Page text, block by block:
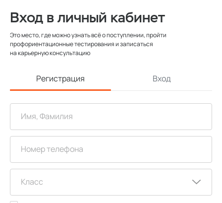
Вход в личный кабинет
Это место, где можно узнать всё о поступлении, пройти
профориентационные тестирования и записаться
на карьерную консультацию
Регистрация Вход